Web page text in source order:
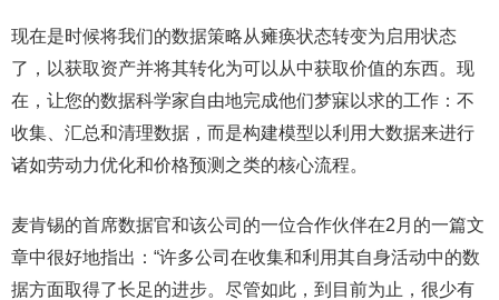
现在是时候将我们的数据策略从瘫痪状态转变为启用状态
了，以获取资产并将其转化为可以从中获取价值的东西。现
在，让您的数据科学家自由地完成他们梦寐以求的工作：不
收集、汇总和清理数据，而是构建模型以利用大数据来进行
诸如劳动力优化和价格预测之类的核心流程。
麦肯锡的首席数据官和该公司的一位合作伙伴在2月的一篇文
章中很好地指出：“许多公司在收集和利用其自身活动中的数
据方面取得了长足的进步。尽管如此，到目前为止，很少有